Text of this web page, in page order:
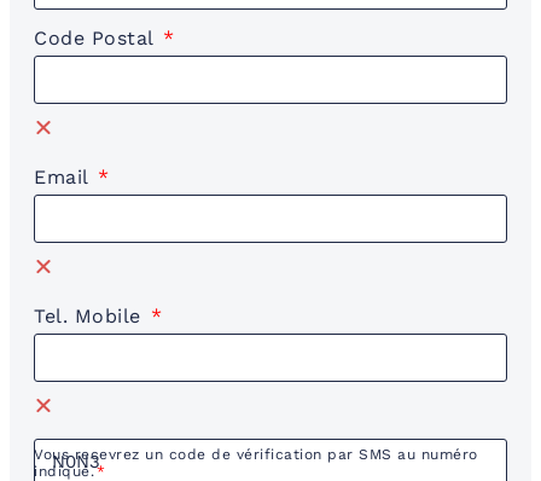
Code Postal
Email
Tel. Mobile
Vous recevrez un code de vérification par SMS au numéro
indiqué.